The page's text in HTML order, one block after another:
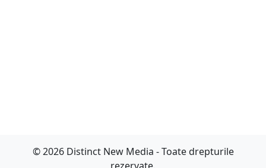
© 2026 Distinct New Media - Toate drepturile